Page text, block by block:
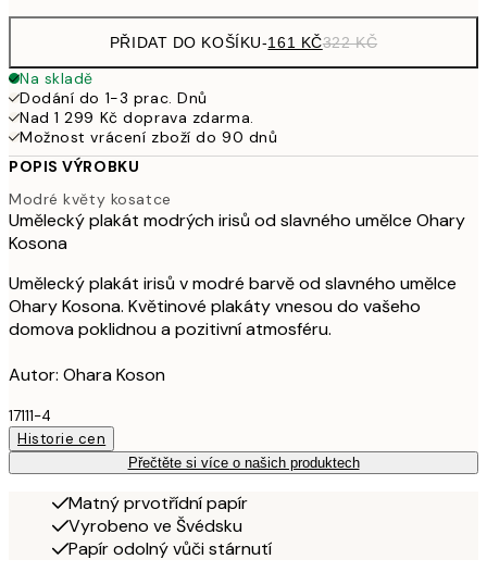
PŘIDAT DO KOŠÍKU-161 KČ322 KČ
Na skladě
Dodání do 1-3 prac. Dnů
Nad 1 299 Kč doprava zdarma.
Možnost vrácení zboží do 90 dnů
POPIS VÝROBKU
Modré květy kosatce
Umělecký plakát modrých irisů od slavného umělce Ohary
Kosona
Umělecký plakát irisů v modré barvě od slavného umělce
Ohary Kosona. Květinové plakáty vnesou do vašeho
domova poklidnou a pozitivní atmosféru.
Autor: Ohara Koson
17111-4
Historie cen
Přečtěte si více o našich produktech
Matný prvotřídní papír
Vyrobeno ve Švédsku
Papír odolný vůči stárnutí